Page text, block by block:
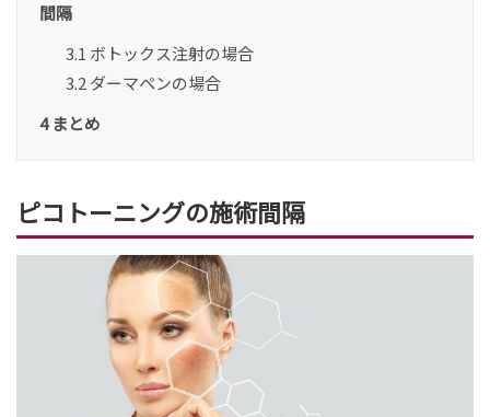
間隔
3.1 ボトックス注射の場合
3.2 ダーマペンの場合
4まとめ
ピコトーニングの施術間隔